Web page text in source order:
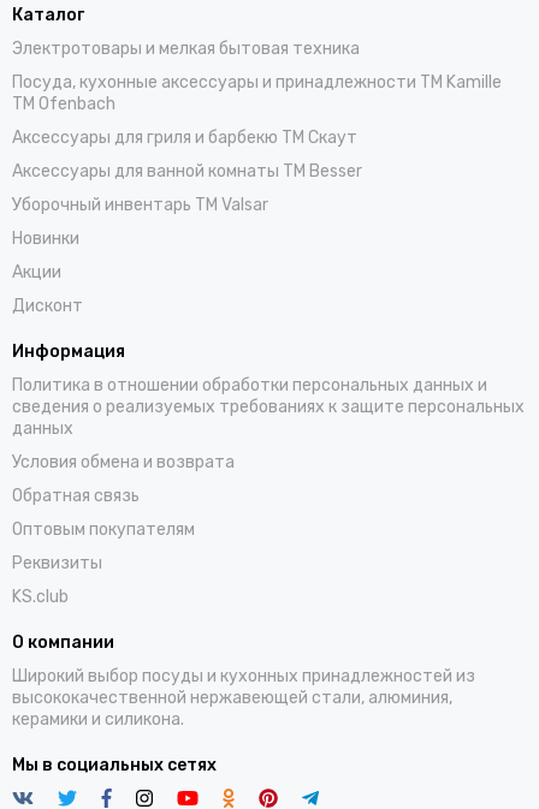
Каталог
Электротовары и мелкая бытовая техника
Посуда, кухонные аксессуары и принадлежности TM Kamille
TM Ofenbach
Аксессуары для гриля и барбекю TM Скаут
Аксессуары для ванной комнаты TM Besser
Уборочный инвентарь TM Valsar
Новинки
Акции
Дисконт
Информация
Политика в отношении обработки персональных данных и
сведения о реализуемых требованиях к защите персональных
данных
Условия обмена и возврата
Обратная связь
Оптовым покупателям
Реквизиты
KS.club
О компании
Широкий выбор посуды и кухонных принадлежностей из
высококачественной нержавеющей стали, алюминия,
керамики и силикона.
Мы в социальных сетях